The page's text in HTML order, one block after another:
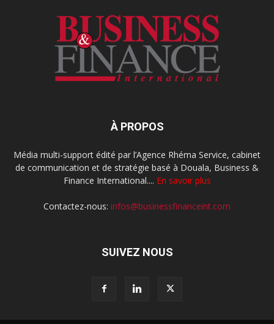
À PROPOS
Média multi-support édité par l’Agence Rhéma Service, cabinet
de communication et de stratégie basé à Douala, Business &
Finance International.... En savoir plus
Contactez-nous: infos@businessfinanceint.com
SUIVEZ NOUS